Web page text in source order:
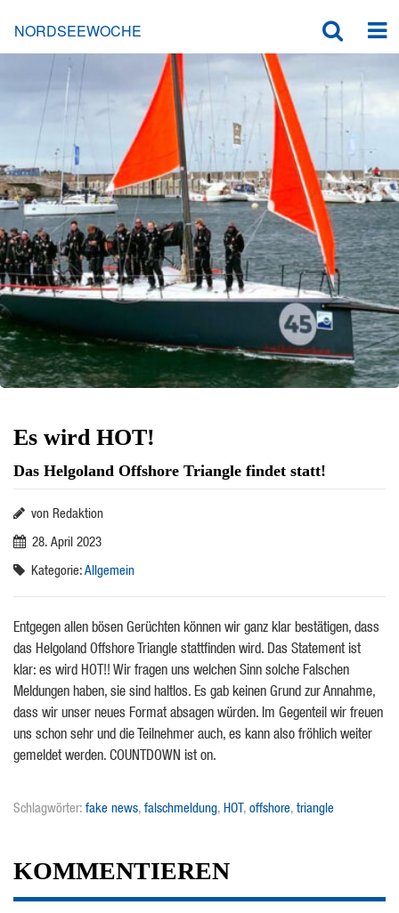
NORDSEEWOCHE
Es wird HOT!
Das Helgoland Offshore Triangle findet statt!
von Redaktion
28. April 2023
Kategorie: Allgemein
Entgegen allen bösen Gerüchten können wir ganz klar bestätigen, dass
das Helgoland Offshore Triangle stattfinden wird. Das Statement ist
klar: es wird HOT!! Wir fragen uns welchen Sinn solche Falschen
Meldungen haben, sie sind haltlos. Es gab keinen Grund zur Annahme,
dass wir unser neues Format absagen würden. Im Gegenteil wir freuen
uns schon sehr und die Teilnehmer auch, es kann also fröhlich weiter
gemeldet werden. COUNTDOWN ist on.
Schlagwörter: fake news, falschmeldung, HOT, offshore, triangle
KOMMENTIEREN